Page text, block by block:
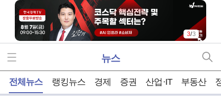
3/3
뉴스
전체뉴스 랭킹뉴스 경제 증권 산업·IT 부동산